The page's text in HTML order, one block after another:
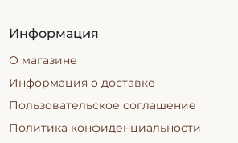
Аромат Xerjoff раскрывается
именно эта динамика отличает
композиций.
Популярные линейки
бренда Xerjoff
Информация
О магазине
Информация о доставке
Пользовательское соглашение
Политика конфиденциальности